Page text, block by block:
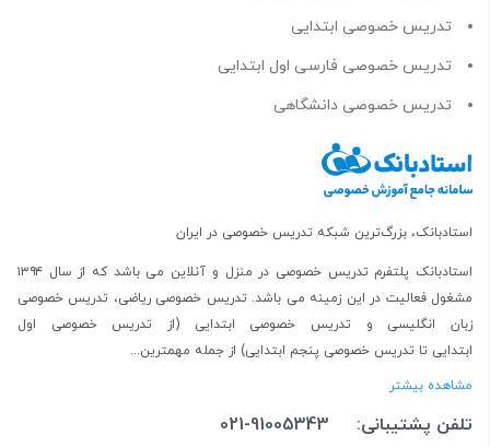
تدریس خصوصی ابتدایی
تدریس خصوصی فارسی اول ابتدایی
تدریس خصوصی دانشگاهی
استادبانک، بزرگ‌ترین شبکه تدریس خصوصی در ایران
استادبانک پلتفرم تدریس خصوصی در منزل و آنلاین
می باشد که از سال ۱۳۹۴
مشغول فعالیت در این زمینه می باشد.تدریس خصوصی ریاضی، تدریس خصوصی
زبان انگلیسی و تدریس خصوصی ابتدایی (از
تدریس خصوصی اول
ابتدایی تا تدریس خصوصی پنجم ابتدایی) از جمله مهمترین...
مشاهده بیشتر
تلفن پشتیبانی:
021-91005343